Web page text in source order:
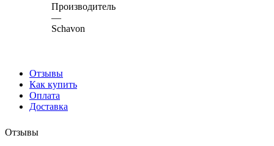
Производитель
—
Schavon
Отзывы
Как купить
Оплата
Доставка
Отзывы